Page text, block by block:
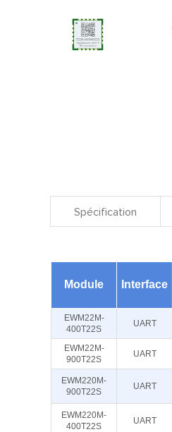
Spécification
Module Interface
EWM22M-
400T22S
UART
EWM22M-
900T22S
UART
EWM220M-
900T22S
UART
EWM220M-
400T22S
UART